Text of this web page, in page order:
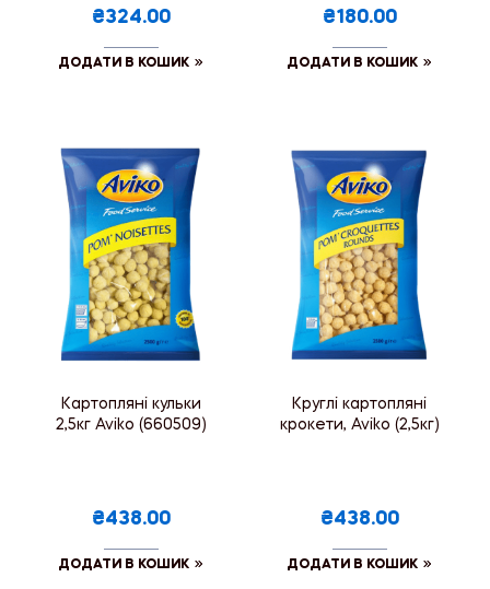
₴324.00
ДОДАТИ В КОШИК
₴180.00
ДОДАТИ В КОШИК
Картопляні кульки
2,5кг Aviko (660509)
₴438.00
ДОДАТИ В КОШИК
Круглі картопляні
крокети, Aviko (2,5кг)
₴438.00
ДОДАТИ В КОШИК